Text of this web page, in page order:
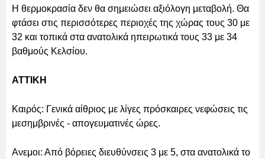
Η θερμοκρασία δεν θα σημειώσει αξιόλογη μεταβολή. Θα
φτάσει στις περισσότερες περιοχές της χώρας τους 30 με
32 και τοπικά στα ανατολικά ηπειρωτικά τους 33 με 34
βαθμούς Κελσίου.
ΑΤΤΙΚΗ
Καιρός: Γενικά αίθριος με λίγες πρόσκαιρες νεφώσεις τις
μεσημβρινές - απογευματινές ώρες.
Ανεμοι: Από βόρειες διευθύνσεις 3 με 5, στα ανατολικά το